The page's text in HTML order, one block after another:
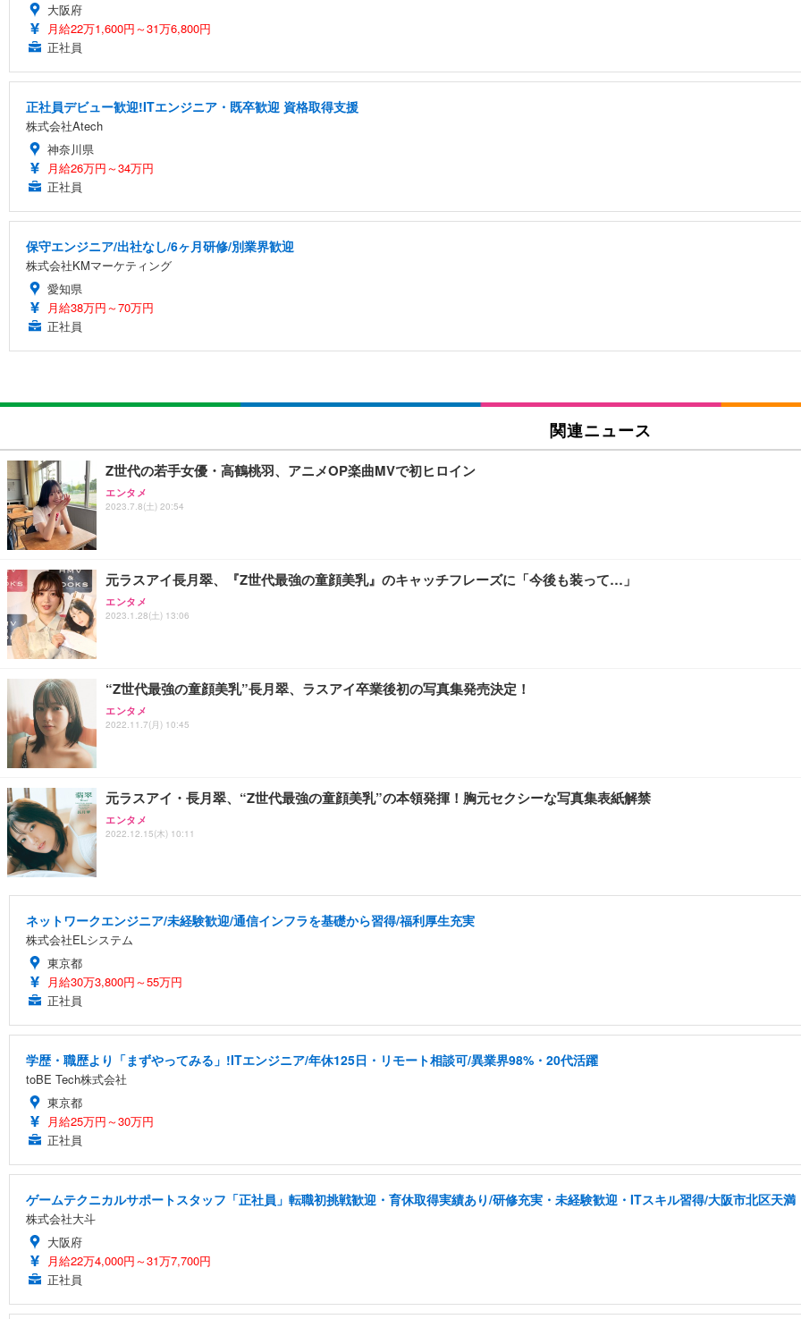
大阪府
月給22万1,600円～31万6,800円
正社員
正社員デビュー歓迎!ITエンジニア・既卒歓迎 資格取得支援
株式会社Atech
神奈川県
月給26万円～34万円
正社員
保守エンジニア/出社なし/6ヶ月研修/別業界歓迎
株式会社KMマーケティング
愛知県
月給38万円～70万円
正社員
関連ニュース
Z世代の若手女優・高鶴桃羽、アニメOP楽曲MVで初ヒロイン
エンタメ
2023.7.8(土) 20:54
元ラスアイ長月翠、『Z世代最強の童顔美乳』のキャッチフレーズに「今後も装って…」
エンタメ
2023.1.28(土) 13:06
“Z世代最強の童顔美乳”長月翠、ラスアイ卒業後初の写真集発売決定！
エンタメ
2022.11.7(月) 10:45
元ラスアイ・長月翠、“Z世代最強の童顔美乳”の本領発揮！胸元セクシーな写真集表紙解禁
エンタメ
2022.12.15(木) 10:11
ネットワークエンジニア/未経験歓迎/通信インフラを基礎から習得/福利厚生充実
株式会社ELシステム
東京都
月給30万3,800円～55万円
正社員
学歴・職歴より「まずやってみる」!ITエンジニア/年休125日・リモート相談可/異業界98%・20代活躍
toBE Tech株式会社
東京都
月給25万円～30万円
正社員
ゲームテクニカルサポートスタッフ「正社員」転職初挑戦歓迎・育休取得実績あり/研修充実・未経験歓迎・ITスキル習得/大阪市北区天満
株式会社大斗
大阪府
月給22万4,000円～31万7,700円
正社員